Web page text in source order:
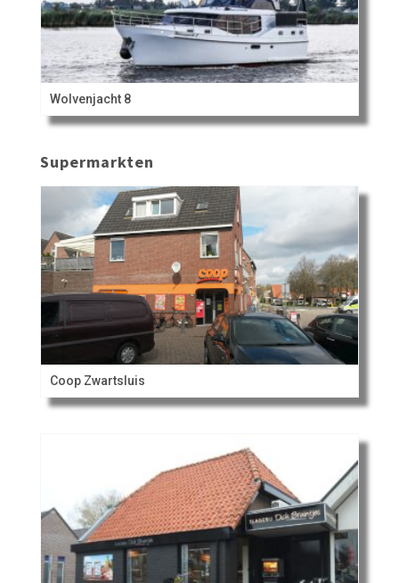
Wolvenjacht 8
Supermarkten
Coop Zwartsluis